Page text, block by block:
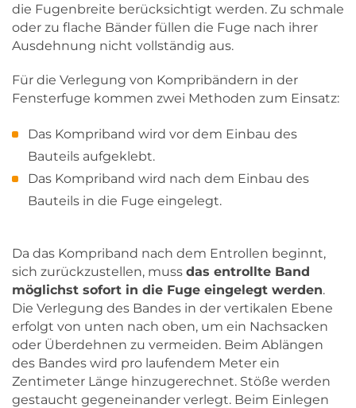
die Fugenbreite berücksichtigt werden. Zu schmale
oder zu flache Bänder füllen die Fuge nach ihrer
Ausdehnung nicht vollständig aus.
Für die Verlegung von Kompribändern in der
Fensterfuge kommen zwei Methoden zum Einsatz:
Das Kompriband wird vor dem Einbau des
Bauteils aufgeklebt.
Das Kompriband wird nach dem Einbau des
Bauteils in die Fuge eingelegt.
Da das Kompriband nach dem Entrollen beginnt,
sich zurückzustellen, muss das entrollte Band
möglichst sofort in die Fuge eingelegt werden.
Die Verlegung des Bandes in der vertikalen Ebene
erfolgt von unten nach oben, um ein Nachsacken
oder Überdehnen zu vermeiden. Beim Ablängen
des Bandes wird pro laufendem Meter ein
Zentimeter Länge hinzugerechnet. Stöße werden
gestaucht gegeneinander verlegt. Beim Einlegen